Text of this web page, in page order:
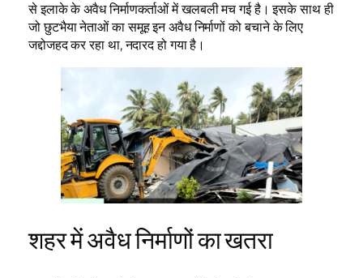
से इलाके के अवैध निर्माणकर्ताओं में खलबली मच गई है। इसके साथ ही
जो छुटभैया नेताओं का समूह इन अवैध निर्माणों को बचाने के लिए
जद्दोजहद कर रहा था, नदारद हो गया है।
शहर में अवैध निर्माणों का खतरा